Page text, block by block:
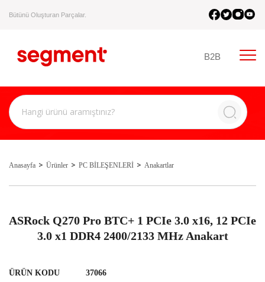
Bütünü Oluşturan Parçalar.
B2B
Anasayfa Ürünler PC BİLEŞENLERİ Anakartlar
ASRock Q270 Pro BTC+ 1 PCIe 3.0 x16, 12 PCIe
3.0 x1 DDR4 2400/2133 MHz Anakart
ÜRÜN KODU 37066